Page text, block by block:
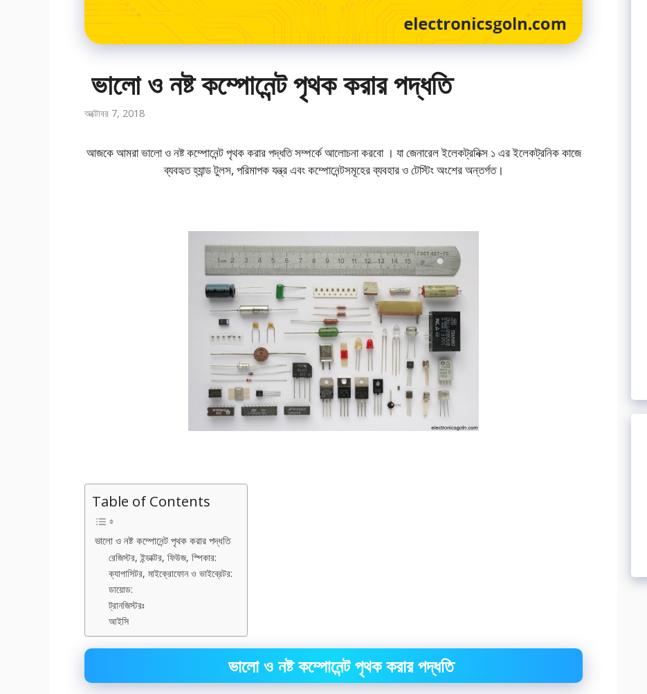
ভালো ও নষ্ট কম্পোনেন্ট পৃথক করার পদ্ধতি
অক্টোবর 7, 2018
আজকে আমরা ভালো ও নষ্ট কম্পোনেন্ট পৃথক করার পদ্ধতি সম্পর্কে আলোচনা করবো । যা জেনারেল ইলেকট্রনিক্স ১ এর ইলেকট্রনিক কাজে
ব্যবহৃত হ্যান্ড টুলস, পরিমাপক যন্ত্র এবং কম্পোনেন্টসমূহের ব্যবহার ও টেস্টিং অংশের অন্তর্গত।
Table of Contents
ভালো ও নষ্ট কম্পোনেন্ট পৃথক করার পদ্ধতি
রেজিস্টর, ইন্ডাক্টর, ফিউজ, স্পিকার:
ক্যাপাসিটর, মাইক্রোফোন ও ভাইব্রেটর:
ডায়োড:
ট্রানজিস্টরঃ
আইসি
ভালো ও নষ্ট কম্পোনেন্ট পৃথক করার পদ্ধতি